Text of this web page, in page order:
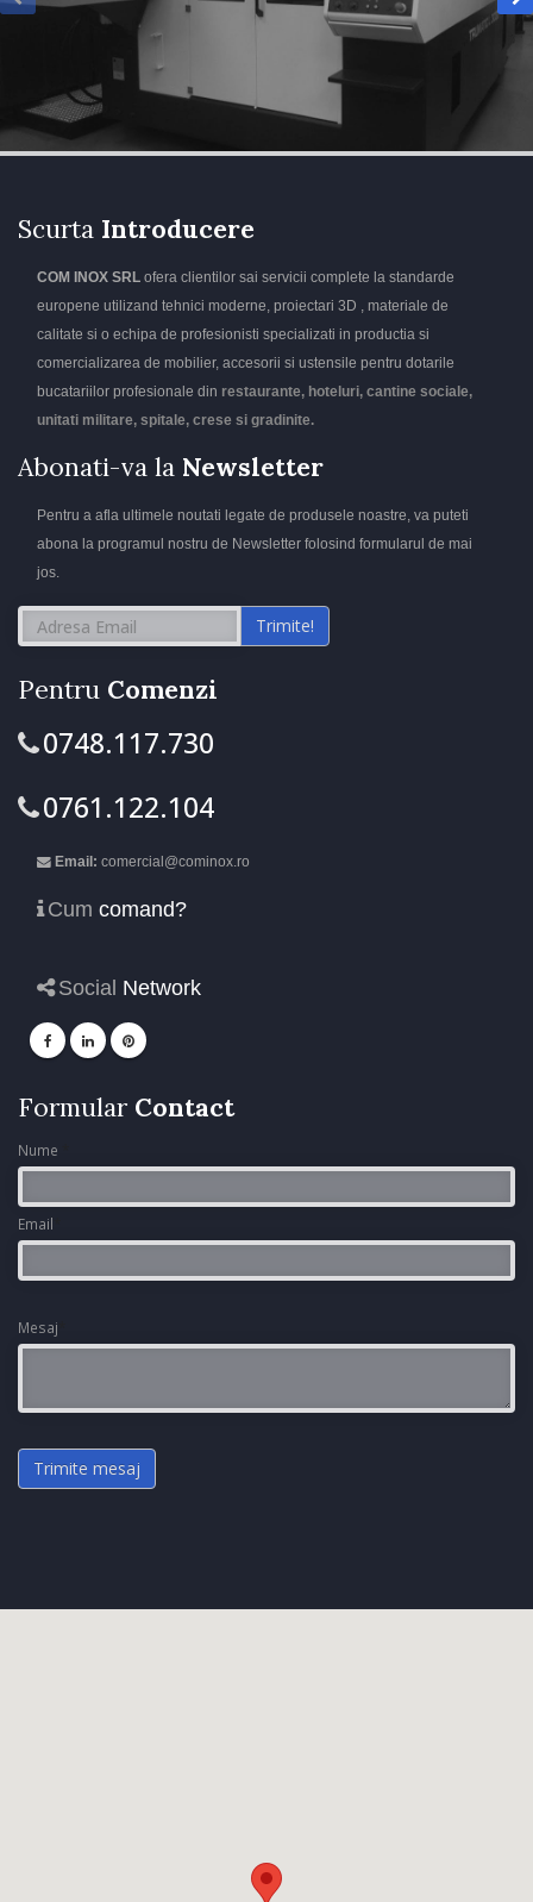
Scurta Introducere
COM INOX SRL ofera clientilor sai servicii complete la standarde
europene utilizand tehnici moderne, proiectari 3D , materiale de
calitate si o echipa de profesionisti specializati in productia si
comercializarea de mobilier, accesorii si ustensile pentru dotarile
bucatariilor profesionale din restaurante, hoteluri, cantine sociale,
unitati militare, spitale, crese si gradinite.
Abonati-va la Newsletter
Pentru a afla ultimele noutati legate de produsele noastre, va puteti
abona la programul nostru de Newsletter folosind formularul de mai
jos.
Trimite!
Pentru Comenzi
0748.117.730
0761.122.104
Email: comercial@cominox.ro
Cum comand?
Social Network
Formular Contact
Nume
Email
Mesaj